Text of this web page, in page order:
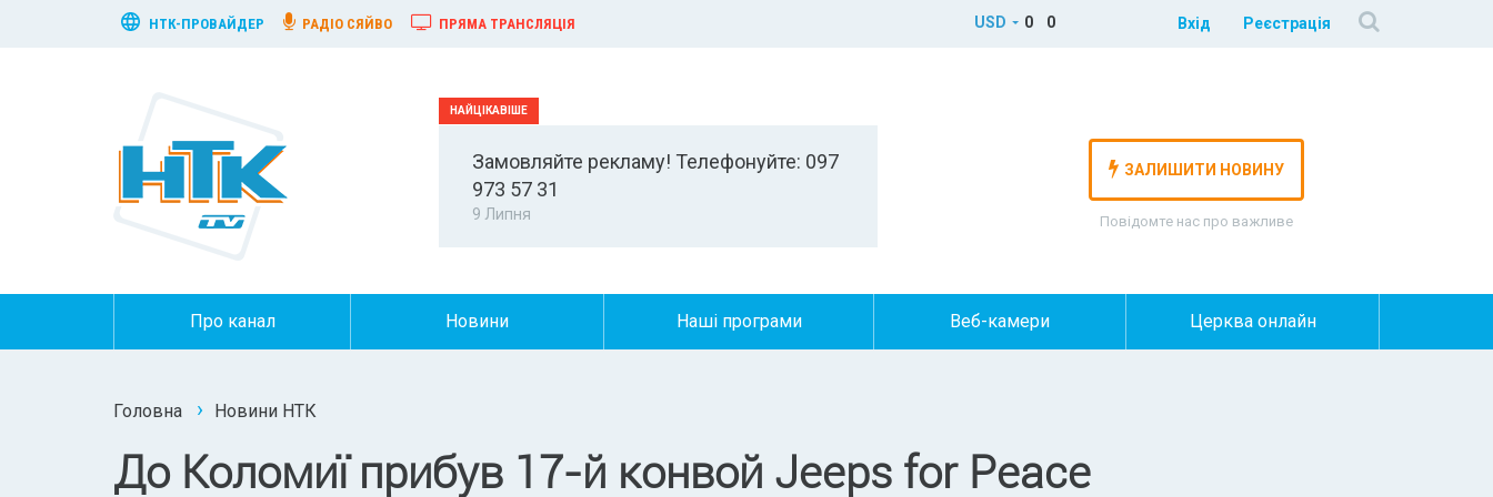
НТК-ПРОВАЙДЕР РАДІО СЯЙВО ПРЯМА ТРАНСЛЯЦІЯ USD 0 0 Вхід Реєстрація
Замовляйте рекламу! Телефонуйте: 097
973 57 31
9 Липня
ЗАЛИШИТИ НОВИНУ
Повідомте нас про важливе
Про канал Новини Наші програми Веб-камери Церква онлайн
Головна Новини НТК
До Коломиї прибув 17-й конвой Jeeps for Peace